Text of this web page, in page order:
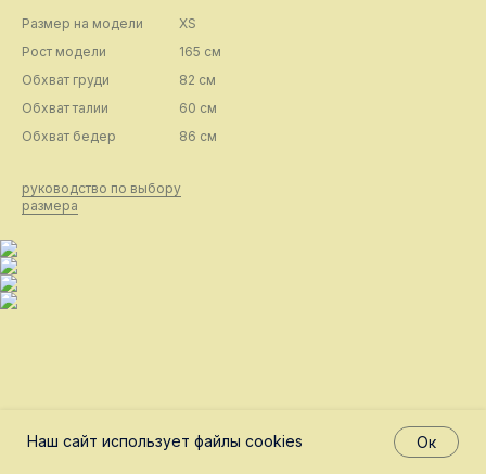
Размер на модели
XS
Рост модели
165 см
Обхват груди
82 см
Обхват талии
60 см
Обхват бедер
86 см
руководство по выбору
размера
Наш сайт использует файлы cookies Ок